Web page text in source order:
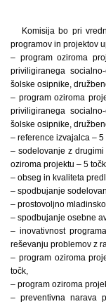
Komisija bo pri
programov in projektov
– program oziroma
priviligiranega
šolske osipnike,
– program oziroma
priviligiranega
šolske osipnike,
– reference izvajalca – 5
– sodelovanje z
oziroma projektu – 5 točk,
– obseg in kvaliteta
– spodbujanje
– prostovoljno
– spodbujanje osebne
– inovativnost
reševanju problemov z
– program oziroma
točk,
– program oziroma
– preventivna narava